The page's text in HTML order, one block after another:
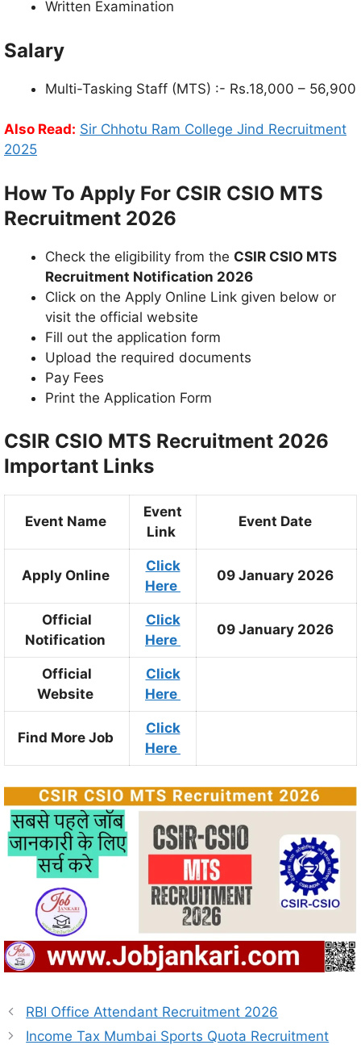
Written Examination
Salary
Multi-Tasking Staff (MTS) :- Rs.18,000 – 56,900
Also Read: Sir Chhotu Ram College Jind Recruitment
2025
How To Apply For CSIR CSIO MTS
Recruitment 2026
Check the eligibility from the CSIR CSIO MTS
Recruitment Notification 2026
Click on the Apply Online Link given below or
visit the official website
Fill out the application form
Upload the required documents
Pay Fees
Print the Application Form
CSIR CSIO MTS Recruitment 2026
Important Links
Event Name
Event
Link
Event Date
Apply Online
Click
Here
09 January 2026
Official
Notification
Click
Here
09 January 2026
Official
Website
Click
Here
Find More Job
Click
Here
RBI Office Attendant Recruitment 2026
Income Tax Mumbai Sports Quota Recruitment